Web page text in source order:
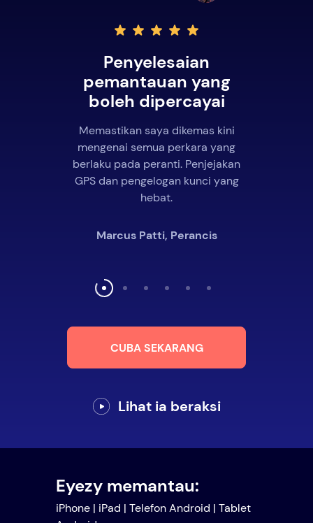
Penyelesaian
pemantauan yang
boleh dipercayai
Memastikan saya dikemas kini
mengenai semua perkara yang
berlaku pada peranti. Penjejakan
GPS dan pengelogan kunci yang
hebat.
Marcus Patti, Perancis
CUBA SEKARANG
Lihat ia beraksi
Eyezy memantau:
iPhone | iPad | Telefon Android | Tablet